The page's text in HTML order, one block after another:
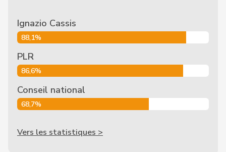
Ignazio Cassis
88,1%
PLR
86,6%
Conseil national
68,7%
Vers les statistiques >